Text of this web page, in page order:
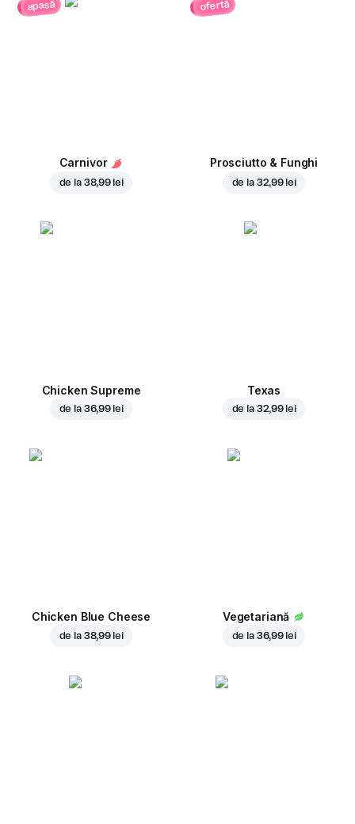
apasă
Carnivor
de la 38,99 lei
ofertă
Prosciutto & Funghi
de la 32,99 lei
Chicken Supreme
de la 36,99 lei
Texas
de la 32,99 lei
Chicken Blue Cheese
de la 38,99 lei
Vegetariană
de la 36,99 lei